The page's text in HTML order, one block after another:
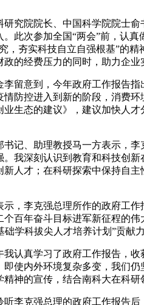
究院院长、中国科学院院士
此次参加全国“两会”前，认
，夯实科技自立自强根基”的
的经费压力的同时，助力企
留意到，今年政府工作报告
防控进入到新的阶段，消费
业生态的建议》，建议加快人
记、助理教授马一方表示，
我深刻认识到教育和科技创
人才；在科研探索中保持自
，李克强总理所作的政府工
百年奋斗目标进军新征程的
础学科拔尖人才培养计划”贡
认真学习了政府工作报告，
使内外环境复杂多变，我们
神的宣传，结合南科大在科
李克强总理的政府工作报告